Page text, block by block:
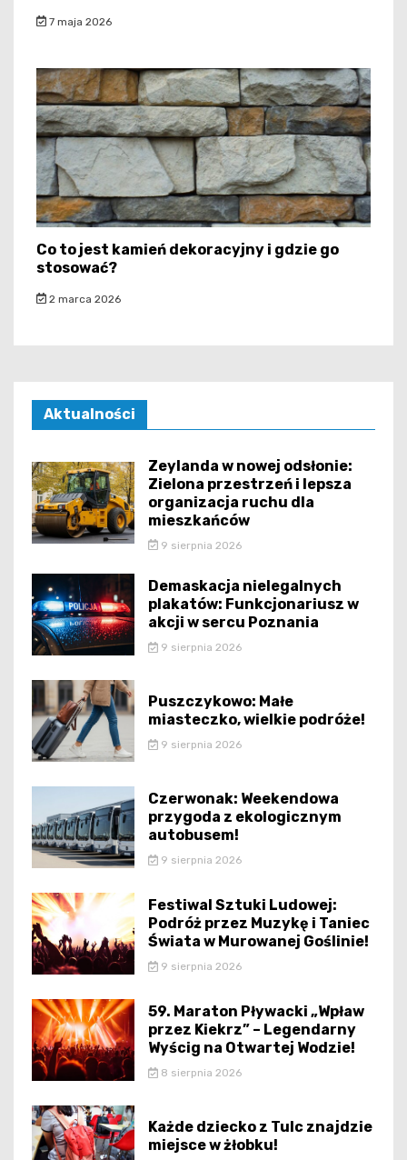
7 maja 2026
Co to jest kamień dekoracyjny i gdzie go
stosować?
2 marca 2026
Aktualności
Zeylanda w nowej odsłonie:
Zielona przestrzeń i lepsza
organizacja ruchu dla
mieszkańców
9 sierpnia 2026
Demaskacja nielegalnych
plakatów: Funkcjonariusz w
akcji w sercu Poznania
9 sierpnia 2026
Puszczykowo: Małe
miasteczko, wielkie podróże!
9 sierpnia 2026
Czerwonak: Weekendowa
przygoda z ekologicznym
autobusem!
9 sierpnia 2026
Festiwal Sztuki Ludowej:
Podróż przez Muzykę i Taniec
Świata w Murowanej Goślinie!
9 sierpnia 2026
59. Maraton Pływacki „Wpław
przez Kiekrz” – Legendarny
Wyścig na Otwartej Wodzie!
8 sierpnia 2026
Każde dziecko z Tulc znajdzie
miejsce w żłobku!